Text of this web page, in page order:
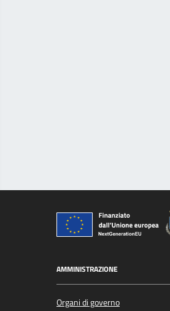
AMMINISTRAZIONE
Organi di governo